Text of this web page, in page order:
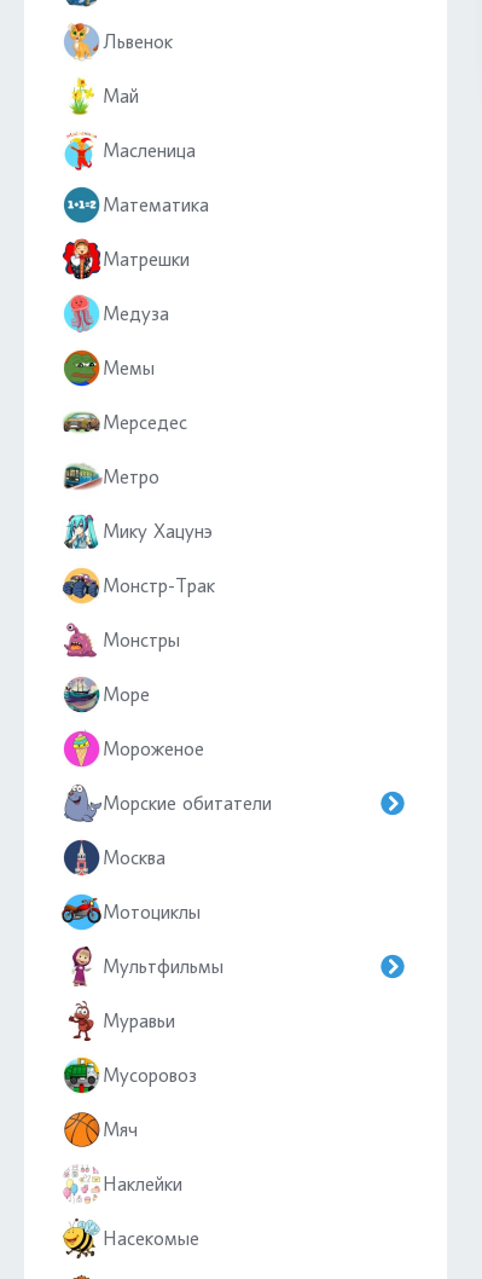
Львенок
Май
Масленица
Математика
Матрешки
Медуза
Мемы
Мерседес
Метро
Мику Хацунэ
Монстр-Трак
Монстры
Море
Мороженое
Морские обитатели
Москва
Мотоциклы
Мультфильмы
Муравьи
Мусоровоз
Мяч
Наклейки
Насекомые